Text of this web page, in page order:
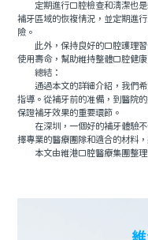
定期進行口腔檢查和清潔也是
補牙區域的恢複情況，並定期進
險。
此外，保持良好的口腔護理習
使用壽命，幫助維持整體口腔健康
總結：
通過本文的詳細介紹，我們希
指導。從補牙前的准備，到醫院
保證補牙效果的重要環節。
在深圳，一個好的補牙體驗不
擇專業的醫療團隊和適合的材料
本文由維港口腔醫療集團整理